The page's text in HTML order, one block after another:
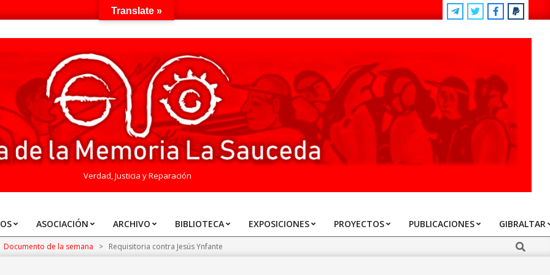
Verdad, Justicia y Reparación
ASOCIACIÓN ARCHIVO BIBLIOTECA EXPOSICIONES PROYECTOS PUBLICACIONES GIBRALTAR
Documento de la semana > Requisitoria contra Jesús Ynfante Search
Translate »